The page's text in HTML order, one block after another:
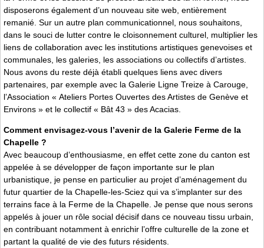
disposerons également d’un nouveau site web, entièrement
remanié. Sur un autre plan communicationnel, nous souhaitons,
dans le souci de lutter contre le cloisonnement culturel, multiplier les
liens de collaboration avec les institutions artistiques genevoises et
communales, les galeries, les associations ou collectifs d’artistes.
Nous avons du reste déjà établi quelques liens avec divers
partenaires, par exemple avec la Galerie Ligne Treize à Carouge,
l’Association « Ateliers Portes Ouvertes des Artistes de Genève et
Environs » et le collectif « Bât 43 » des Acacias.
Comment envisagez-vous l’avenir de la Galerie Ferme de la
Chapelle ?
Avec beaucoup d’enthousiasme, en effet cette zone du canton est
appelée à se développer de façon importante sur le plan
urbanistique, je pense en particulier au projet d’aménagement du
futur quartier de la Chapelle-les-Sciez qui va s’implanter sur des
terrains face à la Ferme de la Chapelle. Je pense que nous serons
appelés à jouer un rôle social décisif dans ce nouveau tissu urbain,
en contribuant notamment à enrichir l’offre culturelle de la zone et
partant la qualité de vie des futurs résidents.